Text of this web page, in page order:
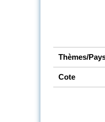
Thèmes/
Cote